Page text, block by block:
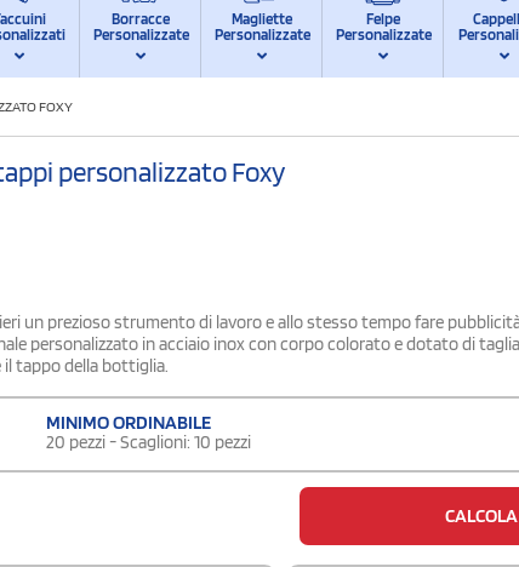
Borracce
Personalizzate
Magliette
Personalizzate
Felpe
Personalizzate
FOXY
personalizzato Foxy
un prezioso strumento di lavoro e allo stesso tempo fare
personalizzato in acciaio inox con corpo colorato e dotato di
tappo della bottiglia.
MINIMO ORDINABILE
20 pezzi - Scaglioni: 10 pezzi